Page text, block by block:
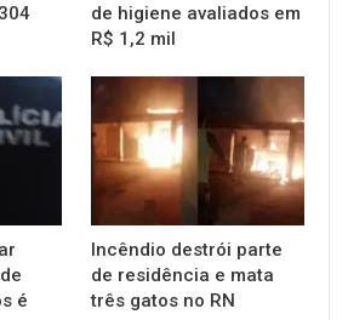
de higiene avaliados em
R$ 1,2 mil
é
Incêndio destrói parte
de residência e mata
três gatos no RN